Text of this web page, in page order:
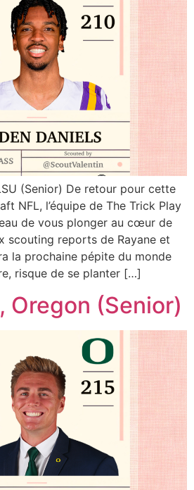
(Senior) De retour pour cette
NFL, l’équipe de The Trick Play
de vous plonger au cœur de
scouting reports de Rayane et
la prochaine pépite du monde
risque de se planter […]
Oregon (Senior)